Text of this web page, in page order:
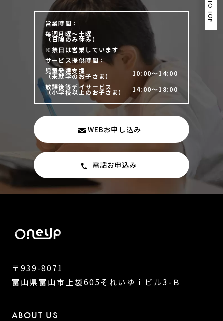
TO TOP
営業時間：
毎週月曜～土曜
（日曜のみ休み）
※祭日は営業しています
サービス提供時間：
児童発達支援
（未就学のお子さま）
10:00～14:00
放課後等デイサービス
（小学校以上のお子さま） 14:00～18:00
WEBお申し込み
電話お申込み
〒939-8071
富山県富山市上袋605それいゆｉビル3-Ｂ
ABOUT US